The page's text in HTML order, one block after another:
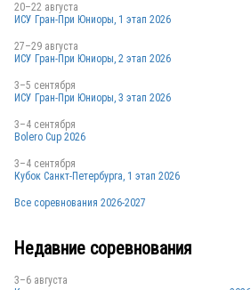
FRA
FRA
FRA
20–22 августа
ИСУ Гран-При Юниоры, 1 этап 2026
27–29 августа
ИСУ Гран-При Юниоры, 2 этап 2026
3–5 сентября
ИСУ Гран-При Юниоры, 3 этап 2026
3–4 сентября
Bolero Cup 2026
3–4 сентября
Кубок Санкт-Петербурга, 1 этап 2026
Все соревнования 2026-2027
Недавние соревнования
3–6 августа